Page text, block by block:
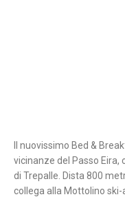
Il nuovissimo Bed &
vicinanze del Passo Eira,
di Trepalle. Dista 800
collega alla Mottolino